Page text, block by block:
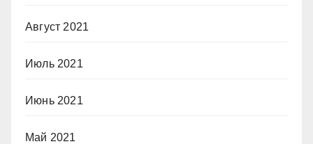
Август 2021
Июль 2021
Июнь 2021
Май 2021